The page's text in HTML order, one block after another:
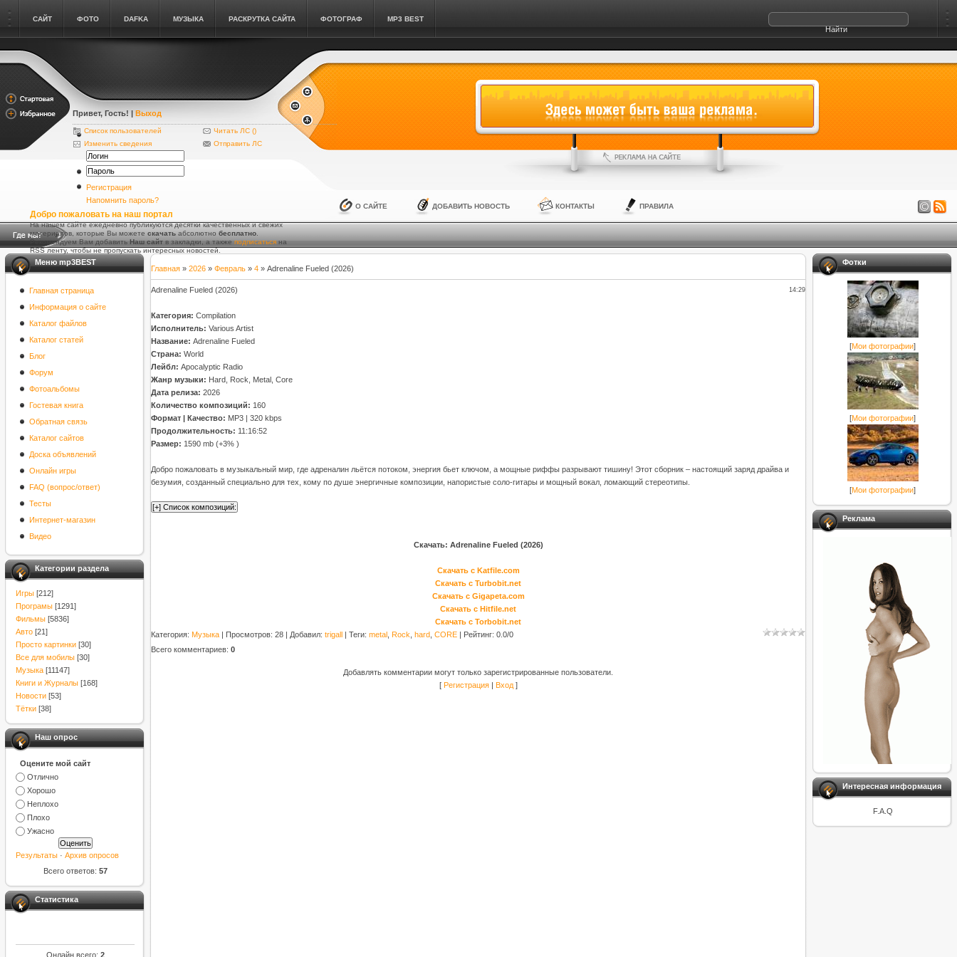
САЙТ ФОТО DAFKA МУЗЫКА РАСКРУТКА САЙТА ФОТОГРАФ MP3 BEST
Привет, Гость! | Выход
Список пользователей
Изменить сведения
Читать ЛС ()
Отправить ЛС
Регистрация
Напомнить пароль?
Добро пожаловать на наш портал
На нашем сайте ежедневно публикуются десятки качественных и свежих
материалов, которые Вы можете скачать абсолютно бесплатно.
Рекомендуем Вам добавитьНаш сайтв закладки, а такжеподписатьсяна
RSS ленту, чтобы не пропускать интересных новостей.
О САЙТЕ ДОБАВИТЬ НОВОСТЬ КОНТАКТЫ ПРАВИЛА
Меню mp3BEST
Главная страница
Информация о сайте
Каталог файлов
Каталог статей
Блог
Форум
Фотоальбомы
Гостевая книга
Обратная связь
Каталог сайтов
Доска объявлений
Онлайн игры
FAQ (вопрос/ответ)
Тесты
Интернет-магазин
Видео
Категории раздела
Игры [212]
Програмы [1291]
Фильмы [5836]
Авто [21]
Просто картинки [30]
Все для мобилы [30]
Музыка [11147]
Книги и Журналы [168]
Новости [53]
Тётки [38]
Наш опрос
Оцените мой сайт
Отлично
Хорошо
Неплохо
Плохо
Ужасно
Результаты · Архив опросов
Всего ответов: 57
Статистика
Онлайн всего: 2
Главная » 2026 » Февраль » 4 » Adrenaline Fueled (2026)
14:29
Adrenaline Fueled (2026)
Категория: Compilation
Исполнитель: Various Artist
Название: Adrenaline Fueled
Страна: World
Лейбл: Apocalyptic Radio
Жанр музыки: Hard, Rock, Metal, Core
Дата релиза: 2026
Количество композиций: 160
Формат | Качество: MP3 | 320 kbps
Продолжительность: 11:16:52
Размер: 1590 mb (+3% )
Добро пожаловать в музыкальный мир, где адреналин льётся потоком, энергия бьет ключом, а мощные риффы разрывают тишину! Этот сборник – настоящий заряд драйва и
безумия, созданный специально для тех, кому по душе энергичные композиции, напористые соло-гитары и мощный вокал, ломающий стереотипы.
Скачать: Adrenaline Fueled (2026)
Скачать с Katfile.com
Скачать с Turbobit.net
Скачать с Gigapeta.com
Скачать с Hitfile.net
Скачать с Torbobit.net
Категория: Музыка | Просмотров: 28 | Добавил: trigall | Теги: metal Rock hard CORE | Рейтинг: 0.0/0
Всего комментариев: 0
Добавлять комментарии могут только зарегистрированные пользователи.
[ Регистрация| Вход]
Фотки
[Мои фотографии]
[Мои фотографии]
[Мои фотографии]
Реклама
Интересная информация
F.A.Q